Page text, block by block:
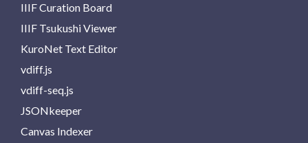
IIIF Curation Board
IIIF Tsukushi Viewer
KuroNet Text Editor
vdiff.js
vdiff-seq.js
JSONkeeper
Canvas Indexer